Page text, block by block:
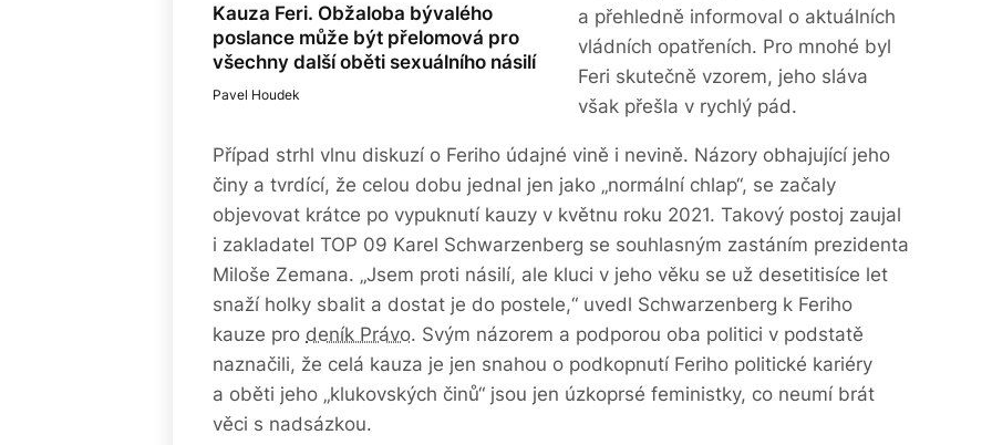
Kauza Feri. Obžaloba bývalého
poslance může být přelomová pro
všechny další oběti sexuálního násilí
Pavel Houdek
a přehledně informoval o aktuálních
vládních opatřeních. Pro mnohé byl
Feri skutečně vzorem, jeho sláva
však přešla v rychlý pád.
Případ strhl vlnu diskuzí o Feriho údajné vině i nevině. Názory obhajující jeho
činy a tvrdící, že celou dobu jednal jen jako „normální chlap“, se začaly
objevovat krátce po vypuknutí kauzy v květnu roku 2021. Takový postoj zaujal
i zakladatel TOP 09 Karel Schwarzenberg se souhlasným zastáním prezidenta
Miloše Zemana. „Jsem proti násilí, ale kluci v jeho věku se už desetitisíce let
snaží holky sbalit a dostat je do postele,“ uvedl Schwarzenberg k Feriho
kauze pro deník Právo. Svým názorem a podporou oba politici v podstatě
naznačili, že celá kauza je jen snahou o podkopnutí Feriho politické kariéry
a oběti jeho „klukovských činů“ jsou jen úzkoprsé feministky, co neumí brát
věci s nadsázkou.